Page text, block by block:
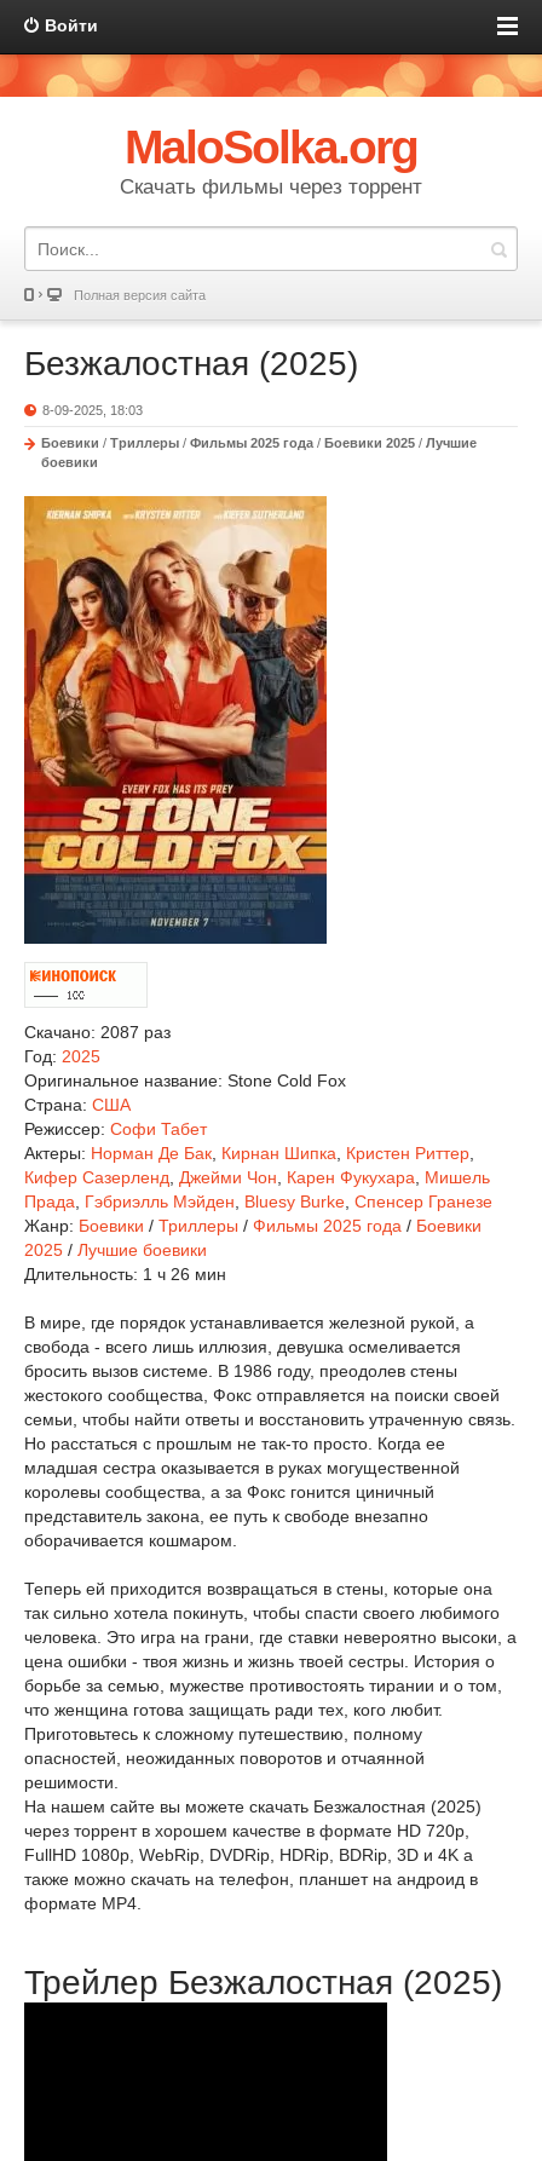
Войти
MaloSolka.org
Скачать фильмы через торрент
Полная версия сайта
Безжалостная (2025)
8-09-2025, 18:03
Боевики / Триллеры / Фильмы 2025 года / Боевики 2025 / Лучшие
боевики
Скачано: 2087 раз
Год: 2025
Оригинальное название: Stone Cold Fox
Страна: США
Режиссер: Софи Табет
Актеры: Норман Де Бак Кирнан Шипка Кристен Риттер
Кифер Сазерленд
Джейми Чон Карен Фукухара
Мишель
Прада
Гэбриэлль Мэйден Bluesy Burke Спенсер Гранезе
Жанр: Боевики / Триллеры / Фильмы 2025 года / Боевики
2025 / Лучшие боевики
Длительность: 1 ч 26 мин
В мире, где порядок устанавливается железной рукой, а
свобода - всего лишь иллюзия, девушка осмеливается
бросить вызов системе. В 1986 году, преодолев стены
жестокого сообщества, Фокс отправляется на поиски своей
семьи, чтобы найти ответы и восстановить утраченную связь.
Но расстаться с прошлым не так-то просто. Когда ее
младшая сестра оказывается в руках могущественной
королевы сообщества, а за Фокс гонится циничный
представитель закона, ее путь к свободе внезапно
оборачивается кошмаром.
Теперь ей приходится возвращаться в стены, которые она
так сильно хотела покинуть, чтобы спасти своего любимого
человека. Это игра на грани, где ставки невероятно высоки, а
цена ошибки - твоя жизнь и жизнь твоей сестры. История о
борьбе за семью, мужестве противостоять тирании и о том,
что женщина готова защищать ради тех, кого любит.
Приготовьтесь к сложному путешествию, полному
опасностей, неожиданных поворотов и отчаянной
решимости.
На нашем сайте вы можете скачать Безжалостная (2025)
через торрент в хорошем качестве в формате HD 720p,
FullHD 1080p, WebRip, DVDRip, HDRip, BDRip, 3D и 4K а
также можно скачать на телефон, планшет на андроид в
формате MP4.
Трейлер Безжалостная (2025)